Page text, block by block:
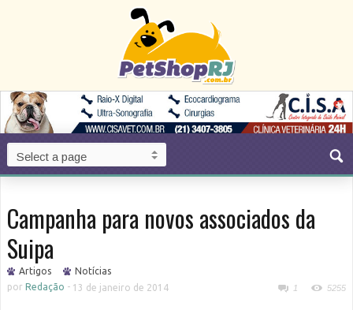
Campanha para novos associados da
Suipa
Artigos
Notícias
por Redação - 13 de janeiro de 2014 1 5255